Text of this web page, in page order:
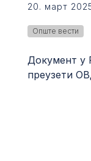
20. март
Опште вести
Документ у
преузети